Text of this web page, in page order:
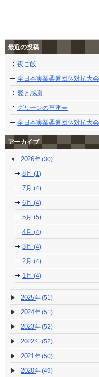
最近の投稿
夜ご飯
全日本実業柔道団体対抗大会
愛と感謝
グリーンの草津🫛
全日本実業柔道団体対抗大会
アーカイブ
2026 (30)
8月 (1)
7月 (4)
6月 (4)
5月 (5)
4月 (4)
3月 (4)
2月 (4)
1月 (4)
2025 (51)
2024 (51)
2023 (52)
2022 (52)
2021 (50)
2020 (49)